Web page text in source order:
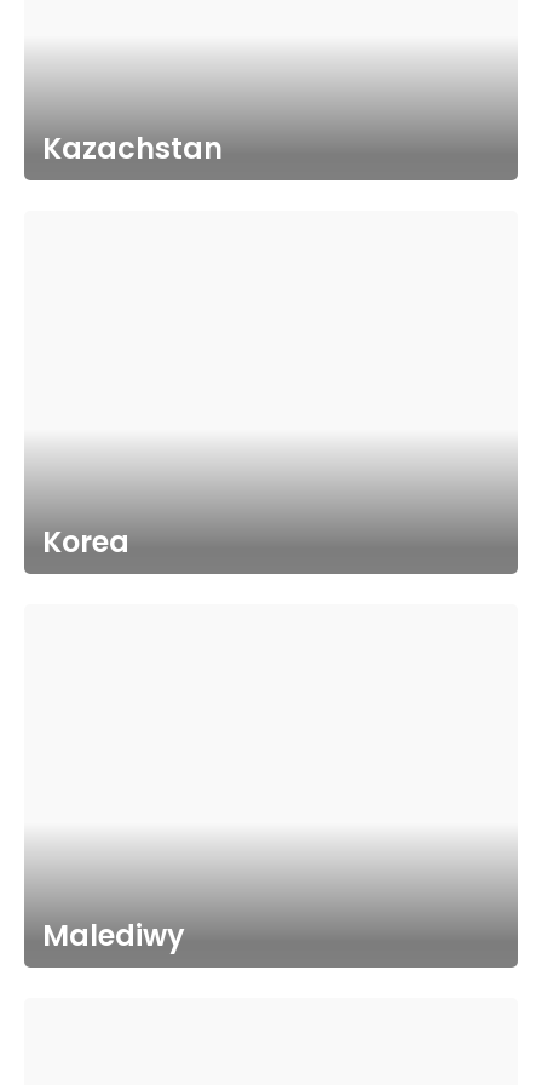
Kazachstan
Korea
Malediwy